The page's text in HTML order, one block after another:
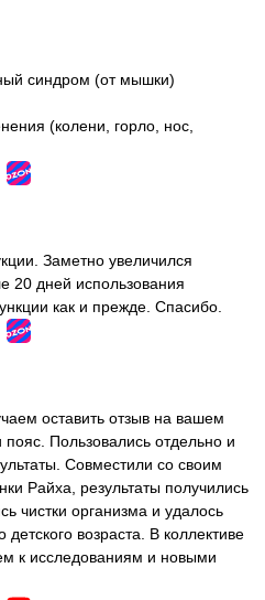
синдром (от мышки)
(колени, горло, нос,
Заметно увеличился
20 дней использования
как и прежде. Спасибо.
оставить отзыв на вашем
Пользовались отдельно и
Совместили со своим
Райха, результаты получились
чистки организма и удалось
возраста. В коллективе
к исследованиям и новыми